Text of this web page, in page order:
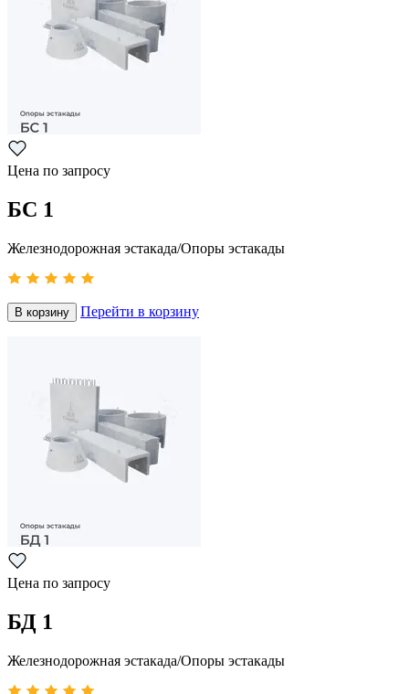
Цена по запросу
БС 1
Железнодорожная эстакада/Опоры эстакады
В корзину Перейти в корзину
Цена по запросу
БД 1
Железнодорожная эстакада/Опоры эстакады